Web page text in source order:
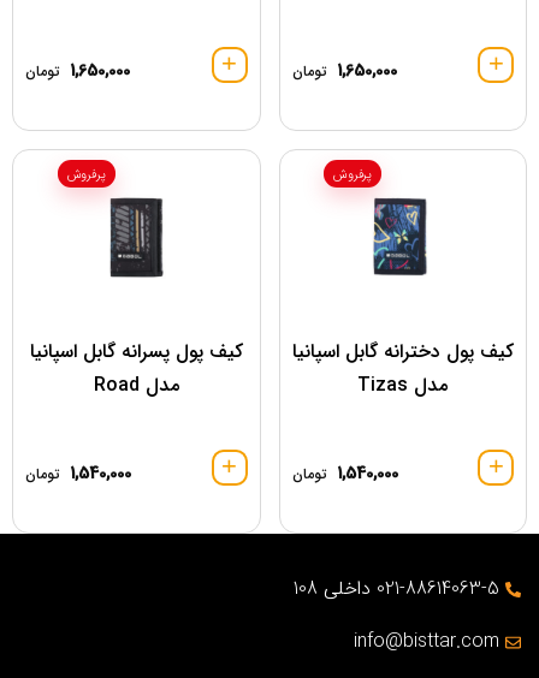
1,650,000 تومان 1,650,000 تومان
کیف پول دخترانه گابل اسپانیا
مدل Tizas
1,540,000 تومان
پرفروش
کیف پول پسرانه گابل اسپانیا
مدل Road
1,540,000 تومان
پرفروش
021-88614063-5 داخلی 108
info@bisttar.com